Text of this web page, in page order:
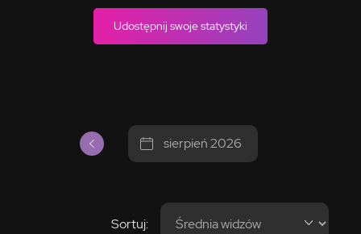
Udostępnij swoje statystyki
sierpień 2026
Sortuj: